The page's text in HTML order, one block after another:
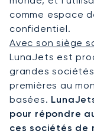
comme espace
confidentiel.
Avec son siège
LunaJets est
grandes
premières au
basées.
pour répondre
ces sociétés de